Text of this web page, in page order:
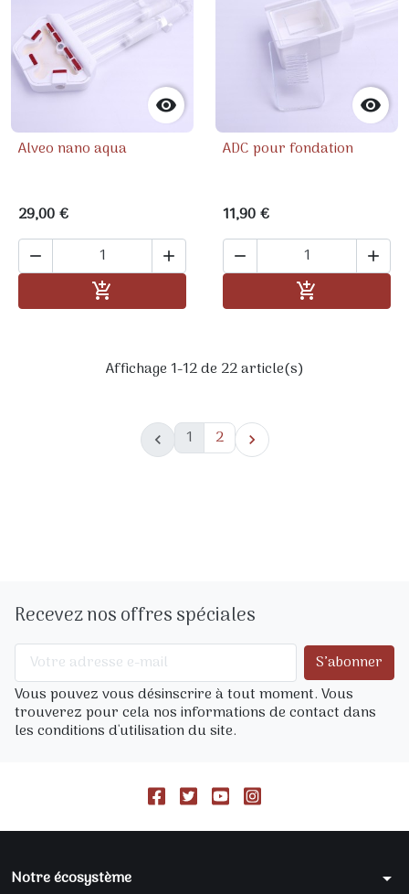

Alveo nano aqua
29,00 €
 


ADC pour fondation
11,90 €
 

Affichage 1-12 de 22 article(s)
 1 2 
Recevez nos offres spéciales
Vous pouvez vous désinscrire à tout moment. Vous
trouverez pour cela nos informations de contact dans
les conditions d'utilisation du site.
Notre écosystème arrow_drop_down